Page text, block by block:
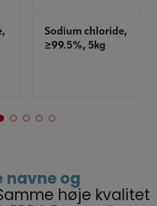
Sodium chloride,
≥99.5%, 5kg
navne og
høje kvalitet